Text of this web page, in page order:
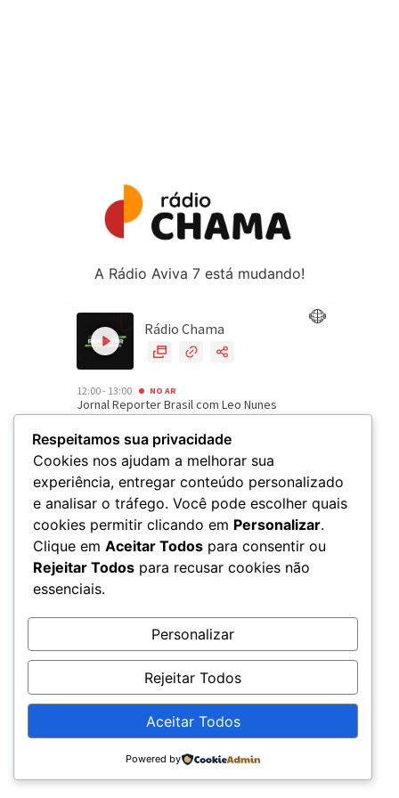
A Rádio Aviva 7 está mudando!
VER NOVO SITE
© 2026 – Rádio Chama - CNPJ: 20.679.360/0001-79
Respeitamos sua privacidade
Cookies nos ajudam a melhorar sua
experiência, entregar conteúdo personalizado
e analisar o tráfego. Você pode escolher quais
cookies permitir clicando em Personalizar.
Clique em Aceitar Todos para consentir ou
Rejeitar Todos para recusar cookies não
essenciais.
Personalizar
Rejeitar Todos
Aceitar Todos
Powered by